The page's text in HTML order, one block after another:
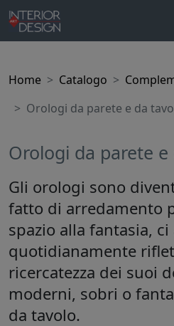
Home Catalogo
Orologi da parete e da
Orologi da parete
Gli orologi sono
fatto di arredamento
spazio alla fantasia,
quotidianamente
ricercatezza dei suoi
moderni, sobri o
da tavolo.